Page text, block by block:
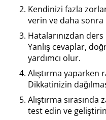
Kendinizi fazla
verin ve daha
Hatalarınızdan
Yanlış cevaplar,
yardımcı olur.
Alıştırma
Dikkatinizin
Alıştırma sırasında
test edin ve